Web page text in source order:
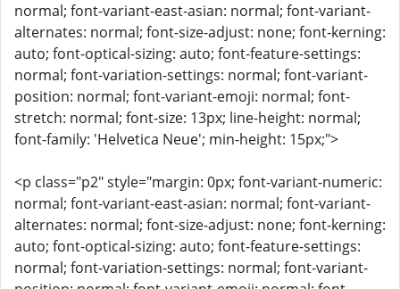
normal; font-variant-east-asian: normal; font-variant-
alternates: normal; font-size-adjust: none; font-kerning:
auto; font-optical-sizing: auto; font-feature-settings:
normal; font-variation-settings: normal; font-variant-
position: normal; font-variant-emoji: normal; font-
stretch: normal; font-size: 13px; line-height: normal;
font-family: 'Helvetica Neue'; min-height: 15px;">
<p class="p2" style="margin: 0px; font-variant-numeric:
normal; font-variant-east-asian: normal; font-variant-
alternates: normal; font-size-adjust: none; font-kerning:
auto; font-optical-sizing: auto; font-feature-settings:
normal; font-variation-settings: normal; font-variant-